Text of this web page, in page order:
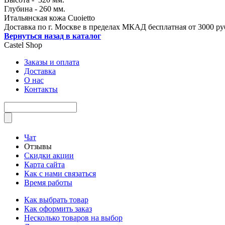
Глубина - 260 мм.
Итальянская кожа Cuoietto
Доставка по г. Москве в пределах МКАД бесплатная от 3000
Вернуться назад в каталог
Castel Shop
Заказы и оплата
Доставка
О нас
Контакты
Чат
Отзывы
Скидки акции
Карта сайта
Как с нами связаться
Время работы
Как выбрать товар
Как оформить заказ
Несколько товаров на выбор